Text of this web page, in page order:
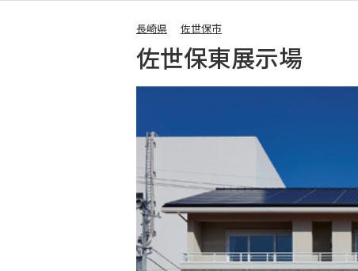
長崎県 佐世保市
佐世保東展示場